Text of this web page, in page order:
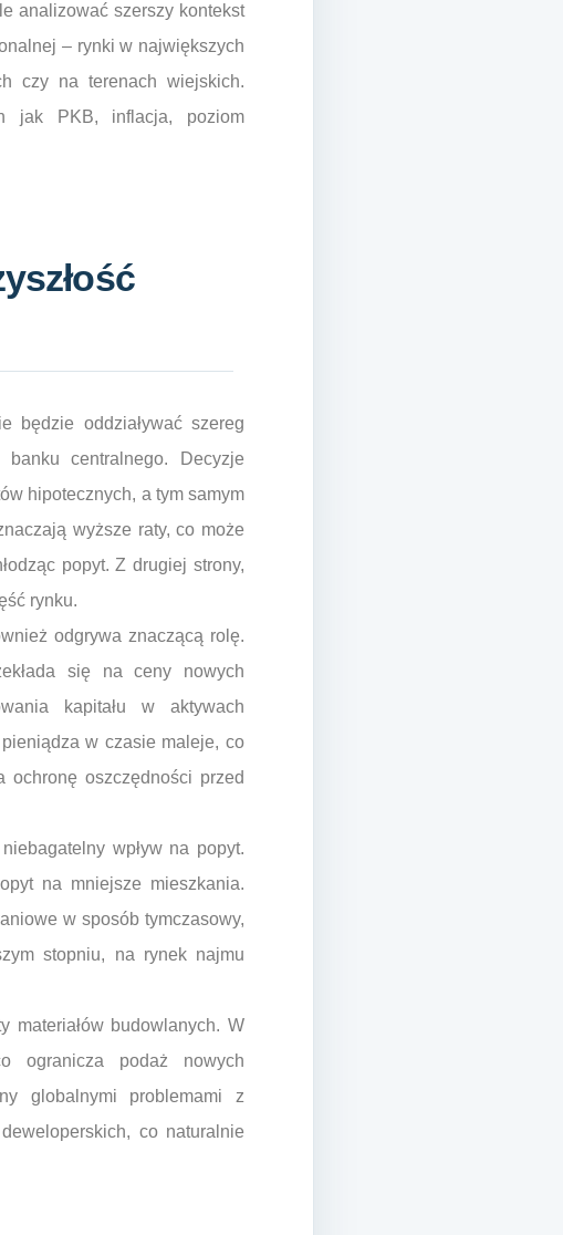
analizować szerszy kontekst
– rynki w największych
czy na terenach wiejskich.
jak PKB, inflacja, poziom
będzie oddziaływać szereg
centralnego. Decyzje
hipotecznych, a tym samym
wyższe raty, co może
popyt. Z drugiej strony,
rynku.
odgrywa znaczącą rolę.
się na ceny nowych
kapitału w aktywach
w czasie maleje, co
oszczędności przed
wpływ na popyt.
na mniejsze mieszkania.
w sposób tymczasowy,
stopniu, na rynek najmu
materiałów budowlanych. W
ogranicza podaż nowych
globalnymi problemami z
co naturalnie